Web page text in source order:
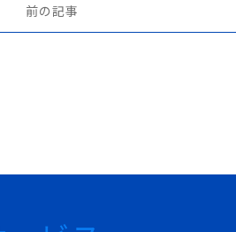
前の記事